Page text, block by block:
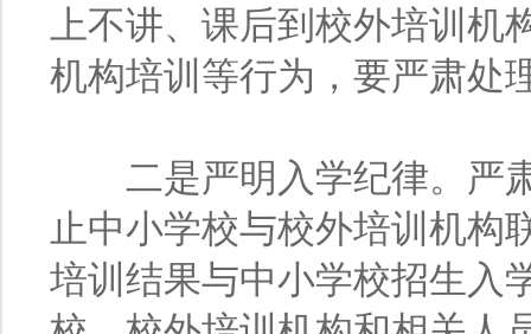
上不讲、课后到校外培训机
机构培训等行为，要严肃处
二是严明入学纪律。严肃
止中小学校与校外培训机构
培训结果与中小学校招生入